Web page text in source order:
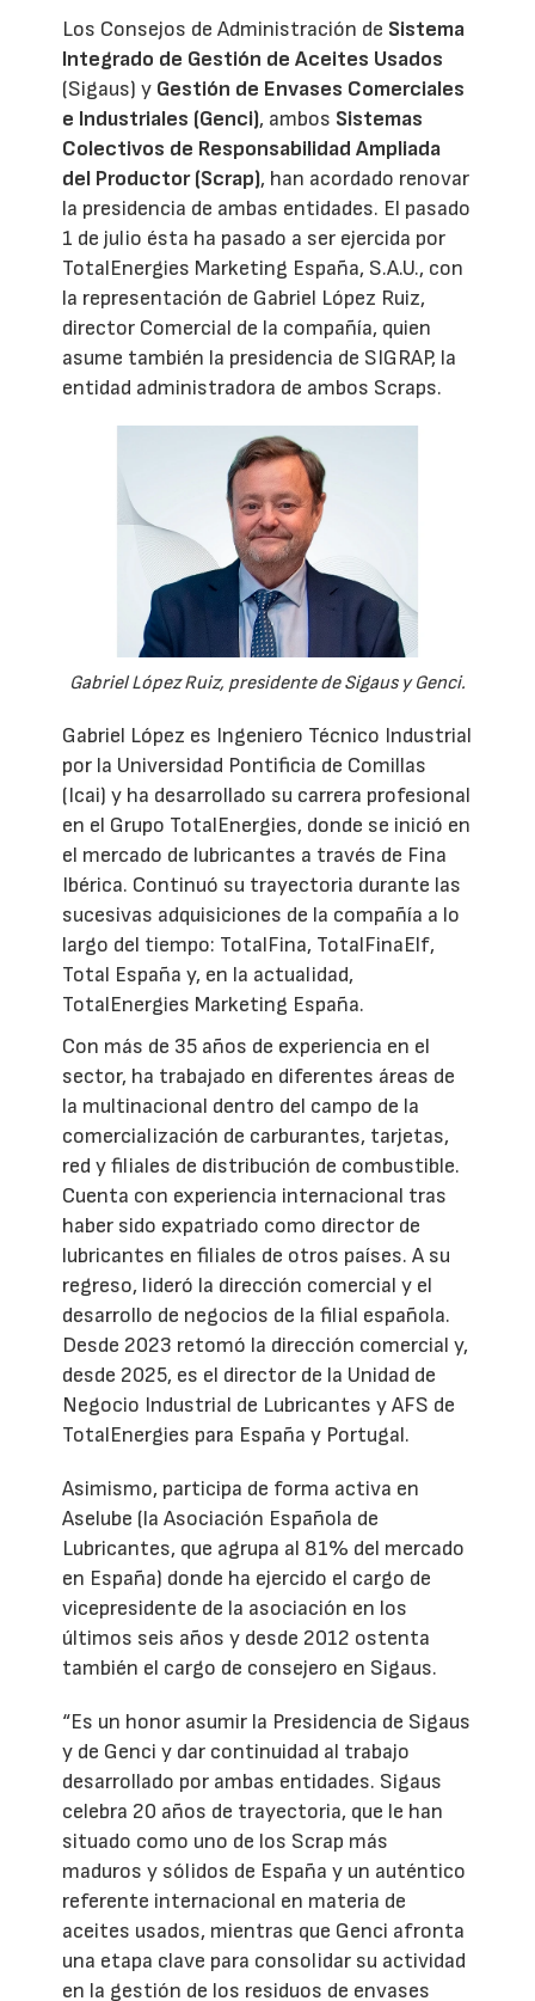
Los Consejos de Administración de Sistema
Integrado de Gestión de Aceites Usados
(Sigaus) y Gestión de Envases Comerciales
e Industriales (Genci), ambos Sistemas
Colectivos de Responsabilidad Ampliada
del Productor (Scrap), han acordado renovar
la presidencia de ambas entidades. El pasado
1 de julio ésta ha pasado a ser ejercida por
TotalEnergies Marketing España, S.A.U., con
la representación de Gabriel López Ruiz,
director Comercial de la compañía, quien
asume también la presidencia de SIGRAP, la
entidad administradora de ambos Scraps.
Gabriel López Ruiz, presidente de Sigaus y Genci.
Gabriel López es Ingeniero Técnico Industrial
por la Universidad Pontificia de Comillas
(Icai) y ha desarrollado su carrera profesional
en el Grupo TotalEnergies, donde se inició en
el mercado de lubricantes a través de Fina
Ibérica. Continuó su trayectoria durante las
sucesivas adquisiciones de la compañía a lo
largo del tiempo: TotalFina, TotalFinaElf,
Total España y, en la actualidad,
TotalEnergies Marketing España.
Con más de 35 años de experiencia en el
sector, ha trabajado en diferentes áreas de
la multinacional dentro del campo de la
comercialización de carburantes, tarjetas,
red y filiales de distribución de combustible.
Cuenta con experiencia internacional tras
haber sido expatriado como director de
lubricantes en filiales de otros países. A su
regreso, lideró la dirección comercial y el
desarrollo de negocios de la filial española.
Desde 2023 retomó la dirección comercial y,
desde 2025, es el director de la Unidad de
Negocio Industrial de Lubricantes y AFS de
TotalEnergies para España y Portugal.
Asimismo, participa de forma activa en
Aselube (la Asociación Española de
Lubricantes, que agrupa al 81% del mercado
en España) donde ha ejercido el cargo de
vicepresidente de la asociación en los
últimos seis años y desde 2012 ostenta
también el cargo de consejero en Sigaus.
“Es un honor asumir la Presidencia de Sigaus
y de Genci y dar continuidad al trabajo
desarrollado por ambas entidades. Sigaus
celebra 20 años de trayectoria, que le han
situado como uno de los Scrap más
maduros y sólidos de España y un auténtico
referente internacional en materia de
aceites usados, mientras que Genci afronta
una etapa clave para consolidar su actividad
en la gestión de los residuos de envases